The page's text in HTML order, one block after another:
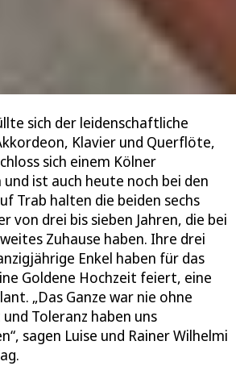
sich der leidenschaftliche
Klavier und Querflöte,
sich einem Kölner
ist auch heute noch bei den
Trab halten die beiden sechs
von drei bis sieben Jahren, die bei
Zuhause haben. Ihre drei
Enkel haben für das
Goldene Hochzeit feiert, eine
„Das Ganze war nie ohne
Toleranz haben uns
sagen Luise und Rainer Wilhelmi